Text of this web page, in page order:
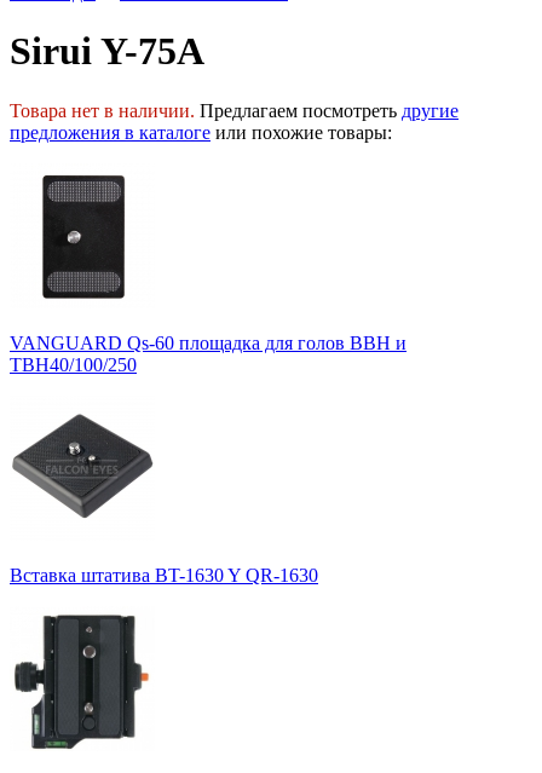
Sirui Y-75A
Товара нет в наличии. Предлагаем посмотреть другие
предложения в каталоге или похожие товары:
VANGUARD Qs-60 площадка для голов BBH и
TBH40/100/250
Вставка штатива BT-1630 Y QR-1630